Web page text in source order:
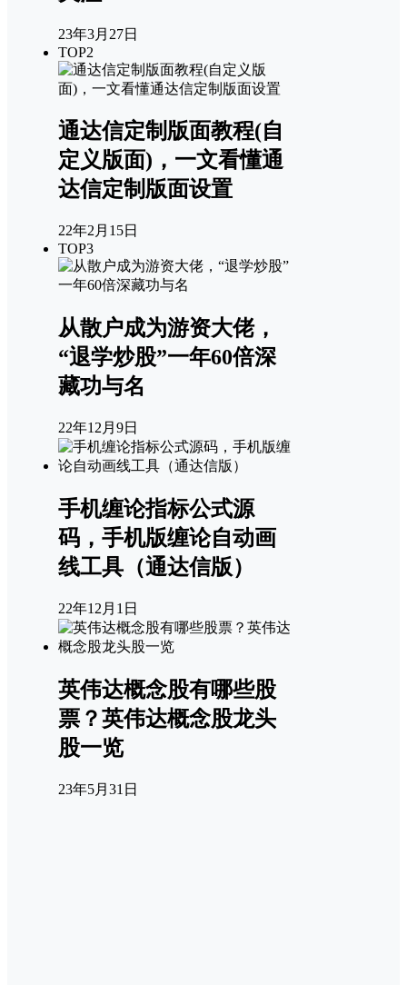
23年3月27日
TOP2
通达信定制版面教程(自
定义版面)，一文看懂通
达信定制版面设置
22年2月15日
TOP3
从散户成为游资大佬，
“退学炒股”一年60倍深
藏功与名
22年12月9日
手机缠论指标公式源
码，手机版缠论自动画
线工具（通达信版）
22年12月1日
英伟达概念股有哪些股
票？英伟达概念股龙头
股一览
23年5月31日